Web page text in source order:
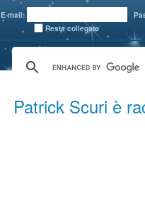
E-mail:
Resta collegato
Patrick Scuri è